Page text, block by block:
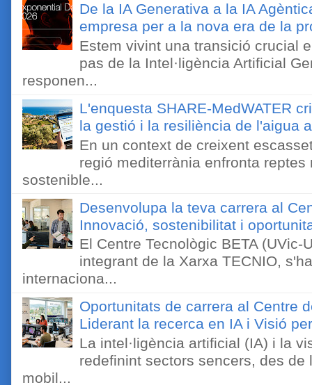
De la IA Generativa a la IA
empresa per a la nova era de la
Estem vivint una transició crucial
pas de la Intel·ligència Artificial
responen...
L'enquesta SHARE-MedWATER
la gestió i la resiliència de l'aigua
En un context de creixent
regió mediterrània enfronta
sostenible...
Desenvolupa la teva carrera al
Innovació, sostenibilitat i
El Centre Tecnològic BETA (UVic-
integrant de la Xarxa TECNIO,
internaciona...
Oportunitats de carrera al Centre
Liderant la recerca en IA i Visió
La intel·ligència artificial (IA) i la
redefinint sectors sencers, des
mobil...